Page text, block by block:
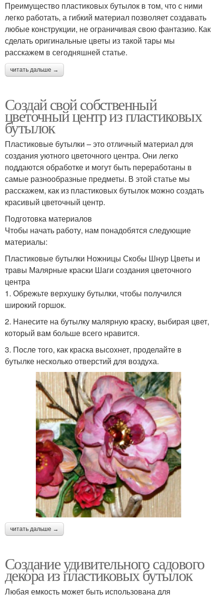
Преимущество пластиковых бутылок в том, что с ними
легко работать, а гибкий материал позволяет создавать
любые конструкции, не ограничивая свою фантазию. Как
сделать оригинальные цветы из такой тары мы
расскажем в сегодняшней статье.
читать дальше →
Создай свой собственный
цветочный центр из пластиковых
бутылок
Пластиковые бутылки – это отличный материал для
создания уютного цветочного центра. Они легко
поддаются обработке и могут быть переработаны в
самые разнообразные предметы. В этой статье мы
расскажем, как из пластиковых бутылок можно создать
красивый цветочный центр.
Подготовка материалов
Чтобы начать работу, нам понадобятся следующие
материалы:
Пластиковые бутылки Ножницы Скобы Шнур Цветы и
травы Малярные краски Шаги создания цветочного
центра
1. Обрежьте верхушку бутылки, чтобы получился
широкий горшок.
2. Нанесите на бутылку малярную краску, выбирая цвет,
который вам больше всего нравится.
3. После того, как краска высохнет, проделайте в
бутылке несколько отверстий для воздуха.
читать дальше →
Создание удивительного садового
декора из пластиковых бутылок
Любая емкость может быть использована для